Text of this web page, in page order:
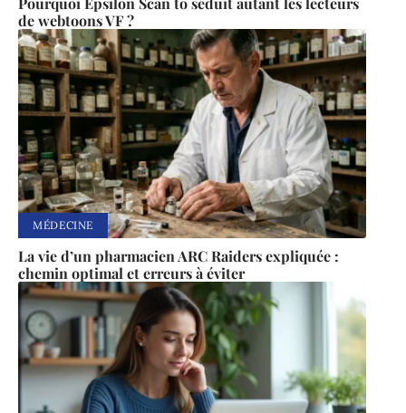
de webtoons VF ?
MÉDECINE
La vie d’un pharmacien ARC Raiders expliquée :
chemin optimal et erreurs à éviter